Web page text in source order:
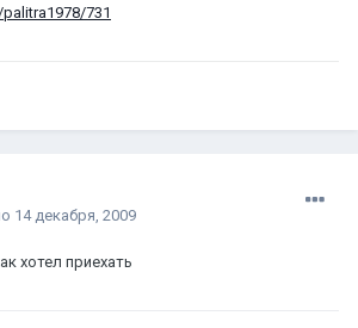
731
14 декабря, 2009
хотел приехать